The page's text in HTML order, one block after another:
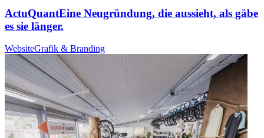
ActuQuantEine Neugründung, die aussieht, als gäbe
es sie länger.
WebsiteGrafik & Branding